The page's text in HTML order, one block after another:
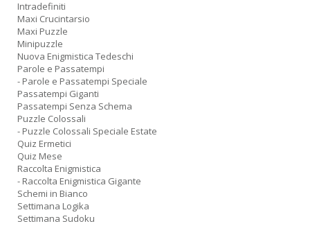
Intradefiniti
Maxi Crucintarsio
Maxi Puzzle
Minipuzzle
Nuova Enigmistica Tedeschi
Parole e Passatempi
- Parole e Passatempi Speciale
Passatempi Giganti
Passatempi Senza Schema
Puzzle Colossali
- Puzzle Colossali Speciale Estate
Quiz Ermetici
Quiz Mese
Raccolta Enigmistica
- Raccolta Enigmistica Gigante
Schemi in Bianco
Settimana Logika
Settimana Sudoku